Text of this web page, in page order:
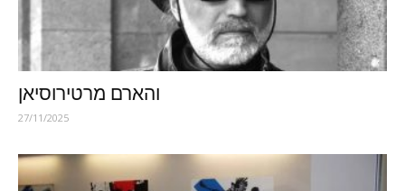
והארם מרטירוסיאן
27/11/2025